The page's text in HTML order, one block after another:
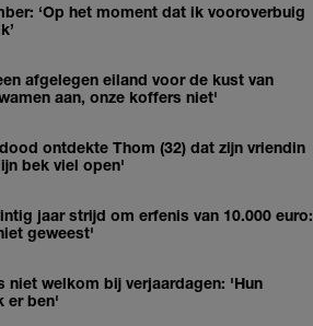
‘Op het moment dat ik vooroverbuig
afgelegen eiland voor de kust van
aan, onze koffers niet'
ontdekte Thom (32) dat zijn vriendin
bek viel open'
jaar strijd om erfenis van 10.000 euro:
geweest'
niet welkom bij verjaardagen: 'Hun
er ben'